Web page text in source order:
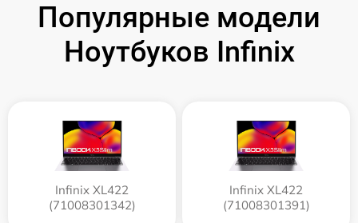
Популярные модели
Ноутбуков Infinix
Infinix XL422
(71008301342)
Infinix XL422
(71008301391)